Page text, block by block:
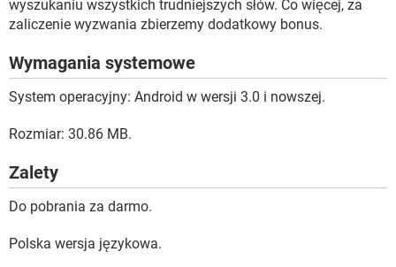
wyszukaniu wszystkich trudniejszych słów. Co więcej, za
zaliczenie wyzwania zbierzemy dodatkowy bonus.
Wymagania systemowe
System operacyjny: Android w wersji 3.0 i nowszej.
Rozmiar: 30.86 MB.
Zalety
Do pobrania za darmo.
Polska wersja językowa.